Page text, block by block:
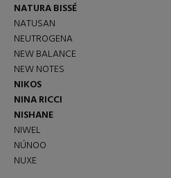
NATURA BISSÉ
NATUSAN
NEUTROGENA
NEW BALANCE
NEW NOTES
NIKOS
NINA RICCI
NISHANE
NIWEL
NÚNOO
NUXE